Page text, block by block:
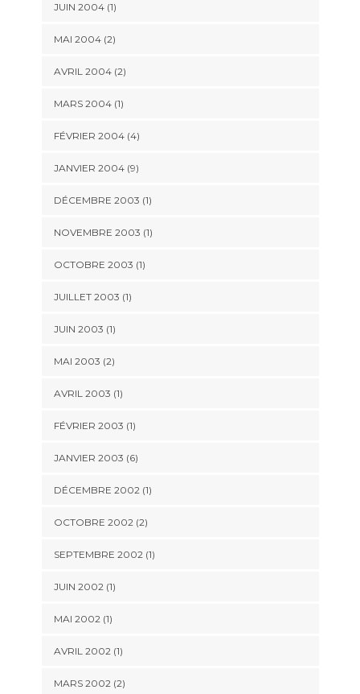
JUIN 2004 (1)
MAI 2004 (2)
AVRIL 2004 (2)
MARS 2004 (1)
FÉVRIER 2004 (4)
JANVIER 2004 (9)
DÉCEMBRE 2003 (1)
NOVEMBRE 2003 (1)
OCTOBRE 2003 (1)
JUILLET 2003 (1)
JUIN 2003 (1)
MAI 2003 (2)
AVRIL 2003 (1)
FÉVRIER 2003 (1)
JANVIER 2003 (6)
DÉCEMBRE 2002 (1)
OCTOBRE 2002 (2)
SEPTEMBRE 2002 (1)
JUIN 2002 (1)
MAI 2002 (1)
AVRIL 2002 (1)
MARS 2002 (2)